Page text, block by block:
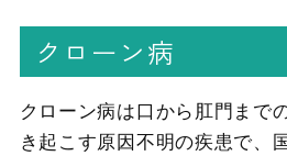
クローン病
クローン病は口から肛門まで
き起こす原因不明の疾患で、